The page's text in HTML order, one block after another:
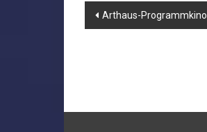
Arthaus-